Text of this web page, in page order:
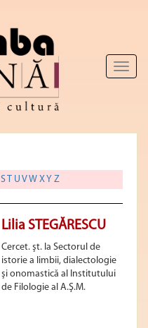
Toggle
S T U VW X Y Z
Lilia STEGĂRESCU
Cercet. şt. la Sectorul de
istorie a limbii, dialectologie
şi onomastică al Institutului
de Filologie al A.Ş.M.